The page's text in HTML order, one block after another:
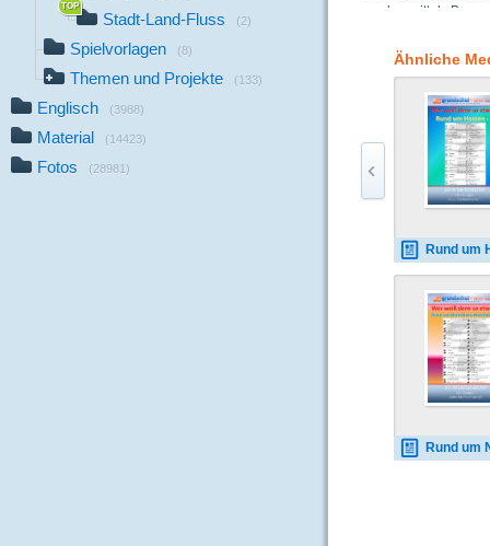
Stadt-Land-Fluss (2)
Spielvorlagen (8)
Themen und Projekte (133)
Englisch (3988)
Material (14423)
Fotos (28981)
werden mittels
in ihrem Heft eine
ihrem Heft eine
Ähnliche
Rund um
Rund um Nordrhein-